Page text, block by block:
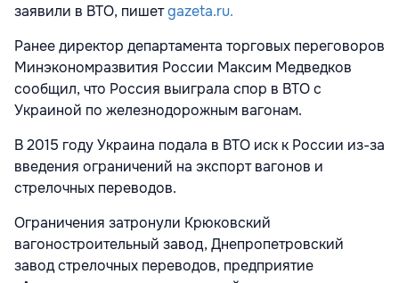
заявили в ВТО, пишетgazeta.ru.
Ранее директор департамента торговых переговоров
Минэкономразвития России Максим Медведков
сообщил, что Россия выиграла спор в ВТО с
Украиной по железнодорожным вагонам.
В 2015 году Украина подала в ВТО иск к России из-за
введения ограничений на экспорт вагонов и
стрелочных переводов.
Ограничения затронули Крюковский
вагоностроительный завод, Днепропетровский
завод стрелочных переводов, предприятие